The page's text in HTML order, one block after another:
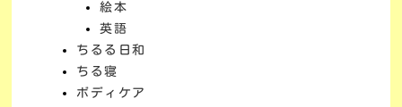
絵本
英語
ちるる日和
ちる寝
ボディケア